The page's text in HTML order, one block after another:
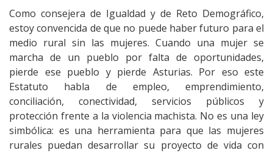
Como consejera de Igualdad y de Reto Demográfico,
estoy convencida de que no puede haber futuro para el
medio rural sin las mujeres. Cuando una mujer se
marcha de un pueblo por falta de oportunidades,
pierde ese pueblo y pierde Asturias. Por eso este
Estatuto habla de empleo, emprendimiento,
conciliación, conectividad, servicios públicos y
protección frente a la violencia machista. No es una ley
simbólica: es una herramienta para que las mujeres
rurales puedan desarrollar su proyecto de vida con